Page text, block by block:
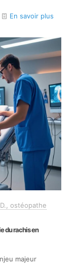
En savoir plus
ostéopathe
du rachis en
majeur